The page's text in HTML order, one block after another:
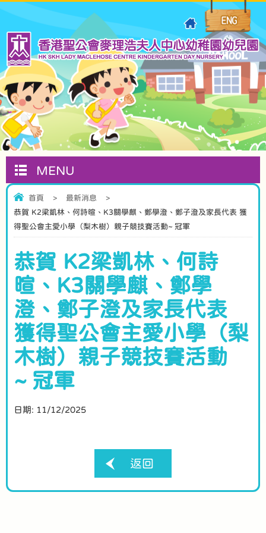
MENU
首頁 > 最新消息
>
恭賀 K2梁凱林、何詩暄、K3關學麒、鄭學澄、鄭子澄及家長代表 獲
得聖公會主愛小學（梨木樹）親子競技賽活動~ 冠軍
恭賀 K2梁凱林、何詩
暄、K3關學麒、鄭學
澄、鄭子澄及家長代表
獲得聖公會主愛小學（梨
木樹）親子競技賽活動
~ 冠軍
日期: 11/12/2025
返回